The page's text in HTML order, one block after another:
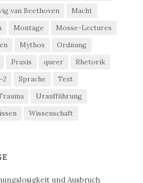
van Beethoven
Macht
Montage
Mosse-Lectures
Mythos
Ordnung
Praxis queer
Rhetorik
2 Sprache
Text
Uraufführung
Wissenschaft
und Ausbruch